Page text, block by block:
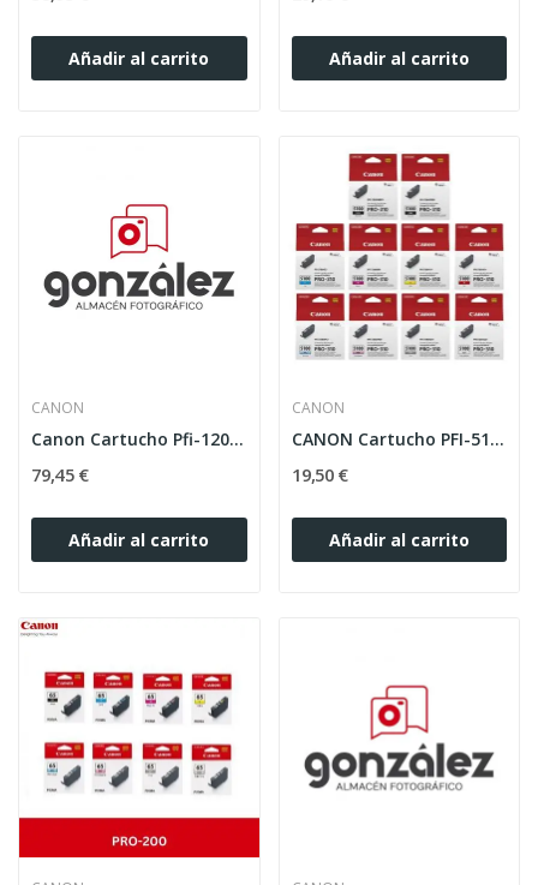
Añadir al carrito Añadir al carrito
CANON
Canon Cartucho Pfi-120 BK Negro Foto 130ml
79,45 €
Añadir al carrito
CANON
CANON Cartucho PFI-5100Y Amarillo 14,4ml PRO-310
19,50 €
Añadir al carrito